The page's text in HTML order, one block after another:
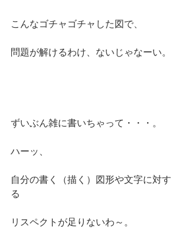
こんなゴチャゴチャした図で、
問題が解けるわけ、ないじゃなーい。
ずいぶん雑に書いちゃって・・・。
ハーッ、
自分の書く（描く）図形や文字に対す
る
リスペクトが足りないわ～。